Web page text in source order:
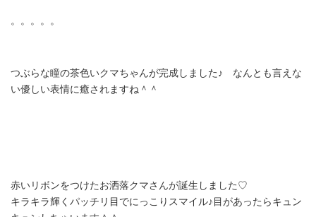
。。。。。
つぶらな瞳の茶色いクマちゃんが完成しました♪ なんとも言えな
い優しい表情に癒されますね＾＾
赤いリボンをつけたお洒落クマさんが誕生しました♡
キラキラ輝くパッチリ目でにっこりスマイル♪目があったらキュン